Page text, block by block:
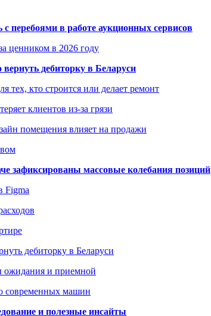
перебоями в работе аукционных сервисов
ценником в 2026 году
дебиторку в Беларуси
тех, кто строится или делает ремонт
клиентов из-за грязи
помещения влияет на продажи
зафиксированы массовые колебания позиций
Figma
дебиторку в Беларуси
ожидания и приемной
современных машин
и полезные инсайты